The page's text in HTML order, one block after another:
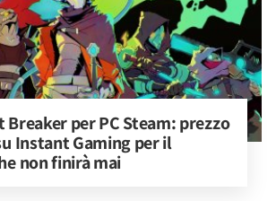
Breaker per PC Steam: prezzo
Instant Gaming per il
non finirà mai